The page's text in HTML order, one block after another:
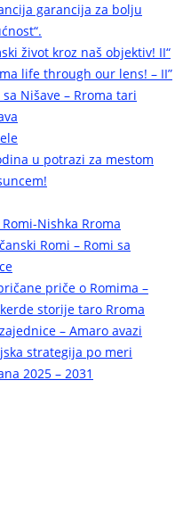
garancija za bolju
život kroz naš objektiv! II“
life through our lens! – II”
sa Nišave – Rroma tari
u potrazi za mestom
Nishka Rroma
Romi – Romi sa
priče o Romima –
storije taro Rroma
– Amaro avazi
strategija po meri
2025 – 2031